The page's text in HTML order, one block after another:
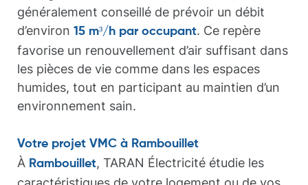
généralement conseillé de prévoir un débit
d’environ 15 m³/h par occupant. Ce repère
favorise un renouvellement d’air suffisant dans
les pièces de vie comme dans les espaces
humides, tout en participant au maintien d’un
environnement sain.
Votre projet VMC à Rambouillet
À Rambouillet, TARAN Électricité étudie les